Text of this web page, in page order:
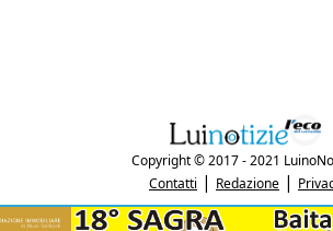
Copyright © 2017 - 2021
Contatti | Redazione |
"Luinonotizie.it è una testata giornalistica iscritta